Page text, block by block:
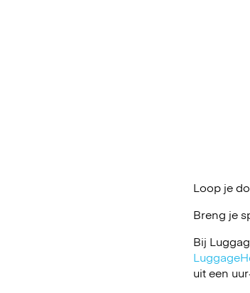
Loop je
Breng je
Bij
uit een